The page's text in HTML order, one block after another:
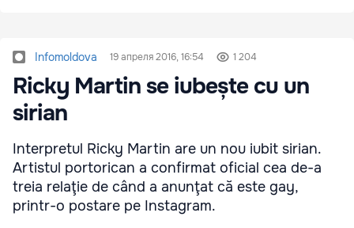
Infomoldova 19 апреля 2016, 16:54 1 204
Ricky Martin se iubește cu un
sirian
Interpretul Ricky Martin are un nou iubit sirian.
Artistul portorican a confirmat oficial cea de-a
treia relaţie de când a anunţat că este gay,
printr-o postare pe Instagram.